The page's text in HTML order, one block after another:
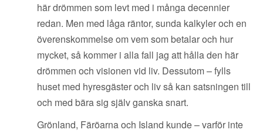
här drömmen som levt med i många decennier
redan. Men med låga räntor, sunda kalkyler och en
överenskommelse om vem som betalar och hur
mycket, så kommer i alla fall jag att hålla den här
drömmen och visionen vid liv. Dessutom – fylls
huset med hyresgäster och liv så kan satsningen till
och med bära sig själv ganska snart.
Grönland, Färöarna och Island kunde – varför inte